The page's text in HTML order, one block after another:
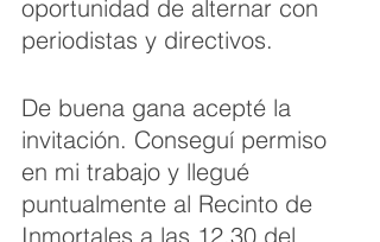
oportunidad de alternar con
periodistas y directivos.
De buena gana acepté la
invitación. Conseguí permiso
en mi trabajo y llegué
puntualmente al Recinto de
Inmortales a las 12.30 del